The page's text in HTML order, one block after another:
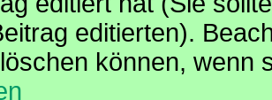
editierten).
können, wenn